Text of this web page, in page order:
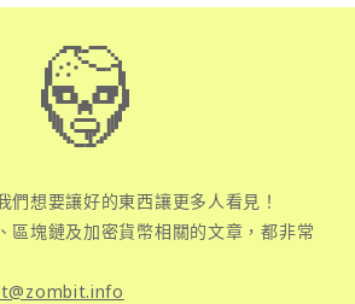
們想要讓好的東西讓更多人看見！
區塊鏈及加密貨幣相關的文章，都非常